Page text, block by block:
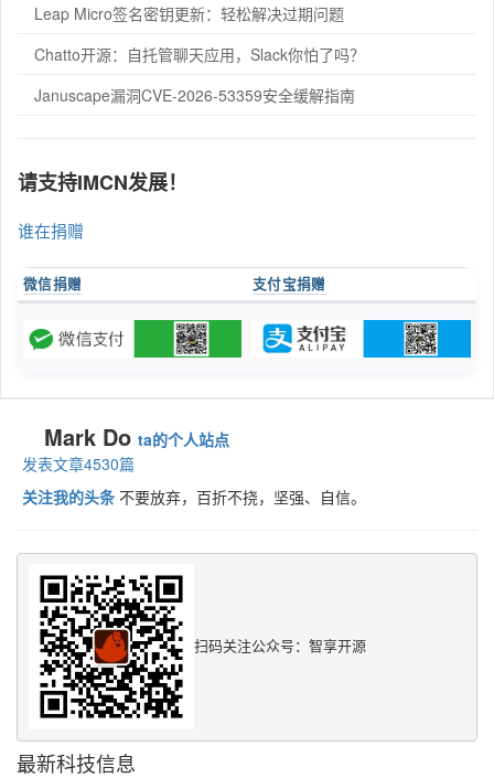
Leap Micro签名密钥更新：轻松解决过期问题
Chatto开源：自托管聊天应用，Slack你怕了吗？
Januscape漏洞CVE-2026-53359安全缓解指南
请支持IMCN发展！
谁在捐赠
微信捐赠 支付宝捐赠
Mark Do ta的个人站点
发表文章4530篇
关注我的头条 不要放弃，百折不挠，坚强、自信。
扫码关注公众号：智享开源
最新科技信息